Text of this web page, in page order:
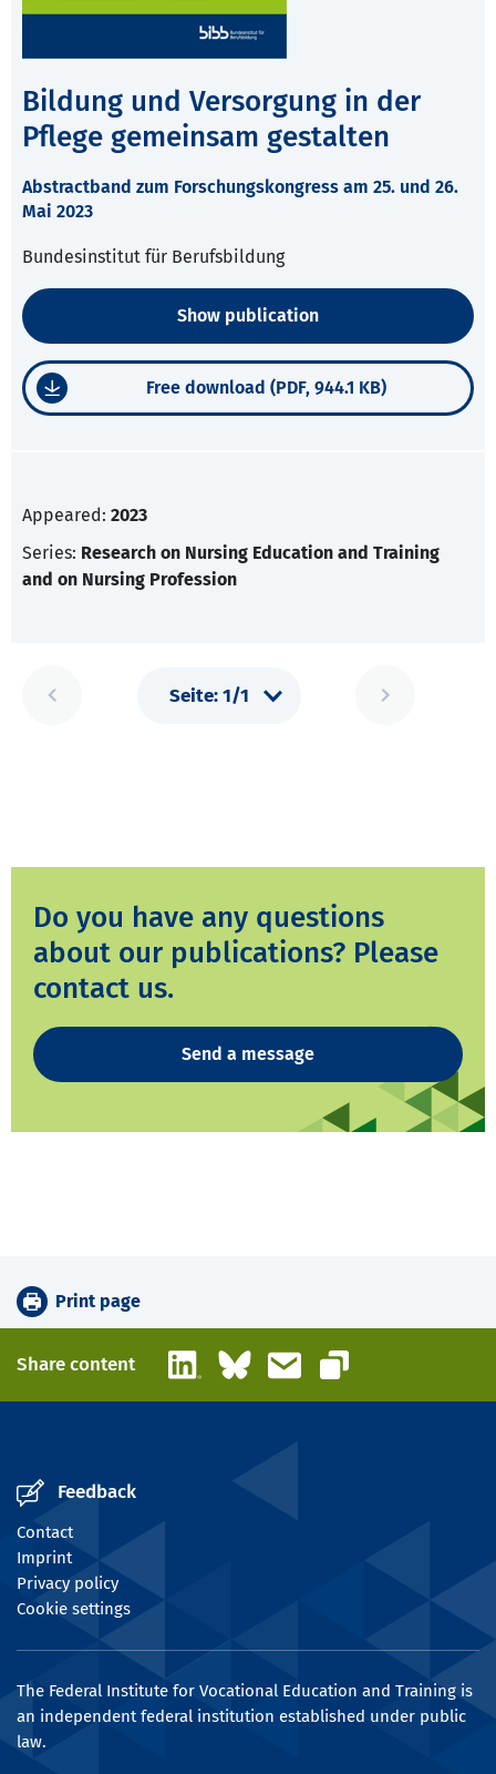
Bildung und Versorgung in der
Pflege gemeinsam gestalten
Abstractband zum Forschungskongress am 25. und 26.
Mai 2023
Bundesinstitut für Berufsbildung
Show publication
Free download (PDF, 944.1 KB)
Appeared: 2023
Series: Research on Nursing Education and Training
and on Nursing Profession
Do you have any questions
about our publications? Please
contact us.
Send a message
Print page
Share content LinkedInBlueskyEmail
Copy link
Feedback
Contact
Imprint
Privacy policy
Cookie settings
The Federal Institute for Vocational Education and Training is
an independent federal institution established under public
law.